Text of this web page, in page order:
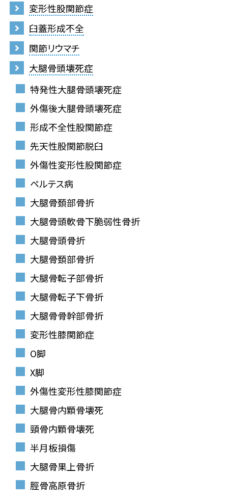
変形性股関節症
臼蓋形成不全
関節リウマチ
大腿骨頭壊死症
特発性大腿骨頭壊死症
外傷後大腿骨頭壊死症
形成不全性股関節症
先天性股関節脱臼
外傷性変形性股関節症
ペルテス病
大腿骨頚部骨折
大腿骨頭軟骨下脆弱性骨折
大腿骨頭骨折
大腿骨頚部骨折
大腿骨転子部骨折
大腿骨転子下骨折
大腿骨骨幹部骨折
変形性膝関節症
O脚
X脚
外傷性変形性膝関節症
大腿骨内顆骨壊死
頸骨内顆骨壊死
半月板損傷
大腿骨果上骨折
脛骨高原骨折